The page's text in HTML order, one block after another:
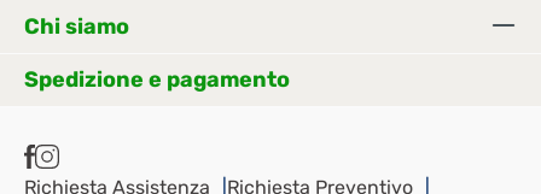
Chi siamo
Spedizione e pagamento
Richiesta Assistenza
Richiesta Preventivo